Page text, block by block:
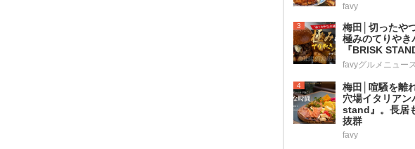
favy
3
梅田│切ったや
極みのてりやき
『BRISK
favyグルメニュース
4
梅田│喧騒を離
穴場イタリア
stand』。長居
抜群
favy